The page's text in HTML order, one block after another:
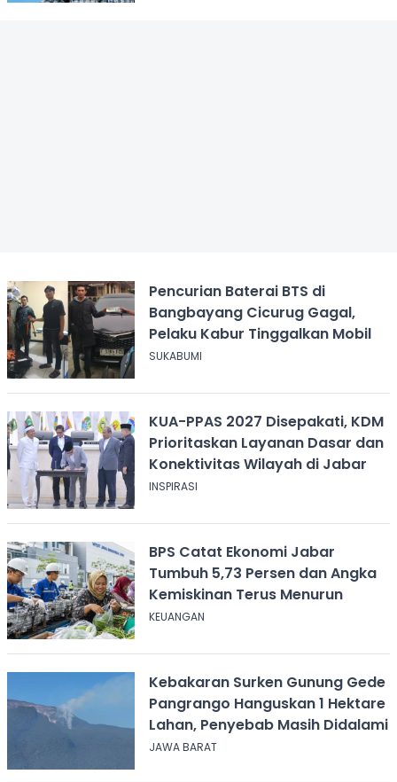
Pencurian Baterai BTS di
Bangbayang Cicurug Gagal,
Pelaku Kabur Tinggalkan Mobil
SUKABUMI
KUA-PPAS 2027 Disepakati, KDM
Prioritaskan Layanan Dasar dan
Konektivitas Wilayah di Jabar
INSPIRASI
BPS Catat Ekonomi Jabar
Tumbuh 5,73 Persen dan Angka
Kemiskinan Terus Menurun
KEUANGAN
Kebakaran Surken Gunung Gede
Pangrango Hanguskan 1 Hektare
Lahan, Penyebab Masih Didalami
JAWA BARAT